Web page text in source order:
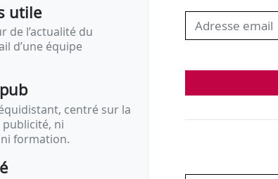
utile
de l’actualité du
d’une équipe
centré sur la
publicité, ni
formation.